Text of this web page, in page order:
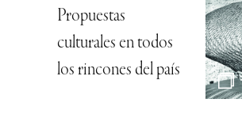
Propuestas
culturales en todos
los rincones del país